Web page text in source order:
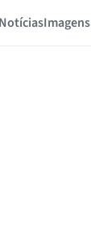
NotíciasImagens